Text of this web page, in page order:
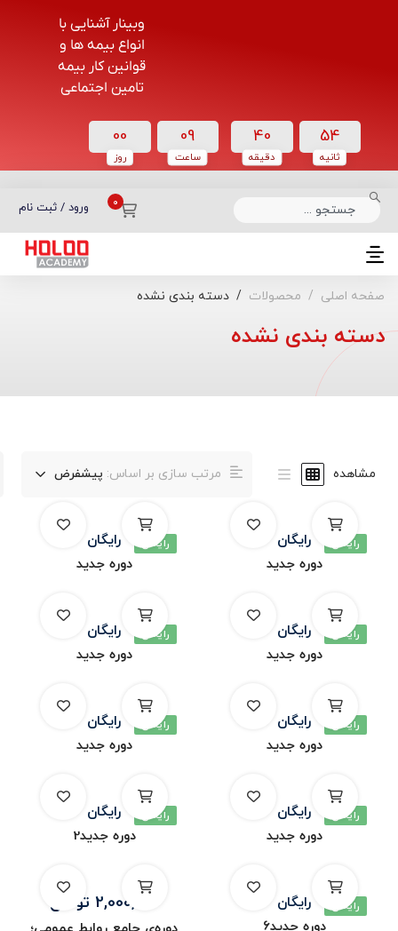
وبینار آشنایی با
انواع بیمه ها و
قوانین کار بیمه
تامین اجتماعی
00
روز
09
ساعت‌
40
دقیقه
54
ثانیه
ورود / ثبت نام
دسته بندی دوره‌ها
صفحه اصلی محصولات دسته بندی نشده
دسته بندی نشده
مشاهده مرتب سازی بر اساس: پیشفرض
رایگان
رایگان
دوره جدید
رایگان
رایگان
دوره جدید
رایگان
رایگان
دوره جدید
رایگان
رایگان
دوره جدید
رایگان
رایگان
دوره جدید
رایگان
رایگان
دوره جدید
رایگان
رایگان
دوره جدید
رایگان
رایگان
دوره جدید2
رایگان
رایگان
دوره جدید۶
2,000,000 تومان